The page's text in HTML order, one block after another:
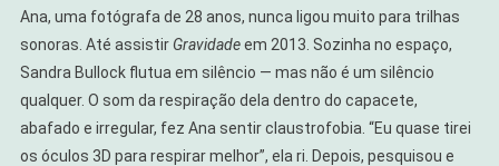
Ana, uma fotógrafa de 28 anos, nunca ligou muito para trilhas
sonoras. Até assistir Gravidadeem 2013. Sozinha no espaço,
Sandra Bullock flutua em silêncio — mas não é um silêncio
qualquer. O som da respiração dela dentro do capacete,
abafado e irregular, fez Ana sentir claustrofobia. “Eu quase tirei
os óculos 3D para respirar melhor”, ela ri. Depois, pesquisou e